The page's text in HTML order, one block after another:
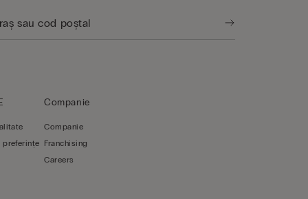
Companie
Companie
Franchising
Careers